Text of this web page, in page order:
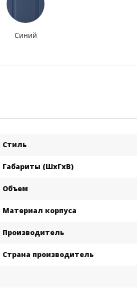
Синий
Стиль
Габариты (ШхГхВ)
Объем
Материал корпуса
Производитель
Страна производитель